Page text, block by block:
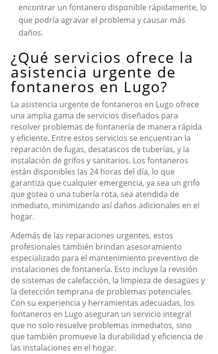
encontrar un fontanero disponible rápidamente, lo
que podría agravar el problema y causar más
daños.
¿Qué servicios ofrece la
asistencia urgente de
fontaneros en Lugo?
La asistencia urgente de fontaneros en Lugo ofrece
una amplia gama de servicios diseñados para
resolver problemas de fontanería de manera rápida
y eficiente. Entre estos servicios se encuentran la
reparación de fugas, desatascos de tuberías, y la
instalación de grifos y sanitarios. Los fontaneros
están disponibles las 24 horas del día, lo que
garantiza que cualquier emergencia, ya sea un grifo
que gotea o una tubería rota, sea atendida de
inmediato, minimizando así daños adicionales en el
hogar.
Además de las reparaciones urgentes, estos
profesionales también brindan asesoramiento
especializado para el mantenimiento preventivo de
instalaciones de fontanería. Esto incluye la revisión
de sistemas de calefacción, la limpieza de desagües y
la detección temprana de problemas potenciales.
Con su experiencia y herramientas adecuadas, los
fontaneros en Lugo aseguran un servicio integral
que no solo resuelve problemas inmediatos, sino
que también promueve la durabilidad y eficiencia de
las instalaciones en el hogar.